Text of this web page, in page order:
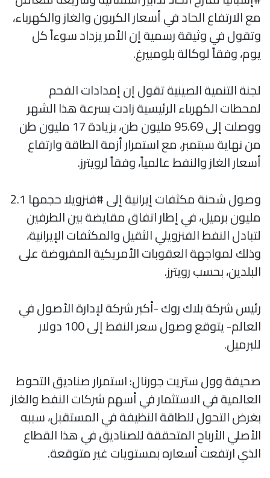
مع الارتفاع الحاد في أسعار الكربون والغاز والكهرباء،
وتقول في وثيقة رسمية إن الأمر يزداد سوءاً كل
يوم، وفقاً لوكالة بلومبيرغ.
لجنة التنمية الصينية تقول إن إمدادات الفحم
لمحطات الكهرباء الرئيسية زادت بسرعة هذا الشهر
ووصلت إلى 95.69 مليون طن، بزيادة 17 مليون طن
من نهاية سبتمبر، مع استمرار أزمة الطاقة وارتفاع
أسعار الغاز والنفط عالمياً، وفقاً لرويترز.
وصول شحنة مكثفات إيرانية إلى #فنزويلا حجمها 2.1
مليون برميل، في إطار اتفاق مقايضة بين الطرفين
لتبادل النفط الفنزويلي الثقيل والمكثفات الإيرانية،
وذلك لمواجهة العقوبات الأمريكية المفروضة على
البلدين، بحسب رويترز.
رئيس شركة بلاك روك -أكبر شركة لإدارة الأصول في
العالم- يتوقع وصول سعر النفط إلى 100 دولار
للبرميل.
صحيفة وول ستريت جورنال: استمرار صناديق التحوط
العالمية في الاستثمار في أسهم شركات النفط والغاز
بغرض التحول للطاقة النظيفة في المستقبل، سببه
الأصلي الأرباح المتحققة للصناديق في هذا القطاع
الذي ارتفعت أسعاره بمستويات غير متوقعة.